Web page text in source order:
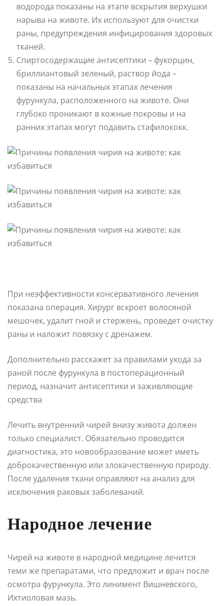
водорода показаны на этапе вскрытия верхушки
нарыва на животе. Их используют для очистки
раны, предупреждения инфицирования здоровых
тканей.
Спиртосодержащие антисептики – фукорцин,
бриллиантовый зеленый, раствор йода –
показаны на начальных этапах лечения
фурункула, расположенного на животе. Они
глубоко проникают в кожные покровы и на
ранних этапах могут подавить стафилококк.
При неэффективности консервативного лечения
показана операция. Хирург вскроет волосяной
мешочек, удалит гной и стержень, проведет очистку
раны и наложит повязку с дренажем.
Дополнительно расскажет за правилами ухода за
раной после фурункула в постоперационный
период, назначит антисептики и заживляющие
средства
Лечить внутренний чирей внизу живота должен
только специалист. Обязательно проводится
диагностика, это новообразование может иметь
доброкачественную или злокачественную природу.
После удаления ткани оправляют на анализ для
исключения раковых заболеваний.
Народное лечение
Чирей на животе в народной медицине лечится
теми же препаратами, что предложит и врач после
осмотра фурункула. Это линимент Вишневского,
Ихтиоловая мазь.